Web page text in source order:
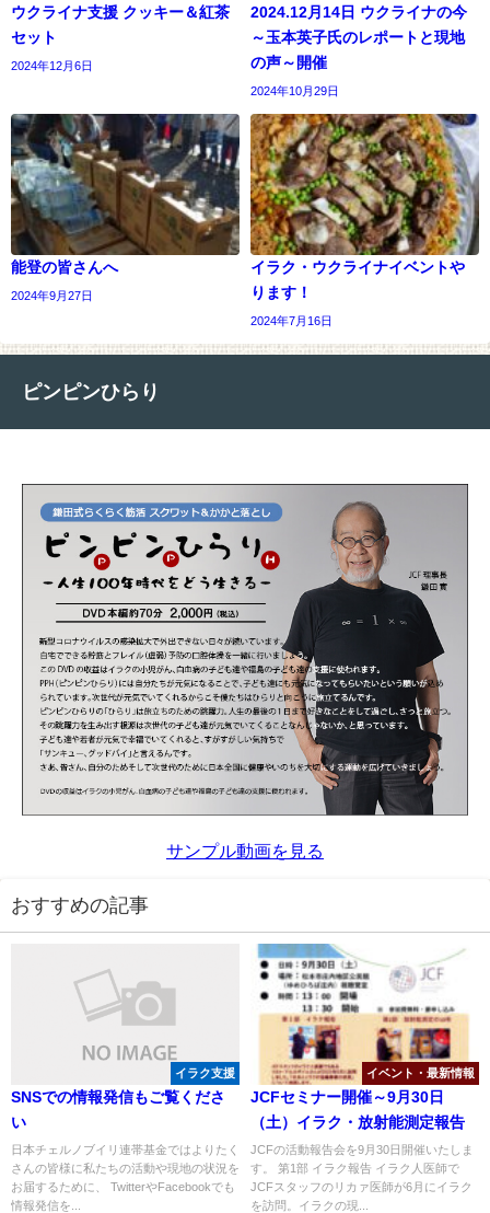
ウクライナ支援 クッキー＆紅茶
セット
2024年12月6日
2024.12月14日 ウクライナの今
～玉本英子氏のレポートと現地
の声～開催
2024年10月29日
能登の皆さんへ
2024年9月27日
イラク・ウクライナイベントや
ります！
2024年7月16日
ピンピンひらり
サンプル動画を見る
おすすめの記事
イラク支援
SNSでの情報発信もご覧くださ
い
日本チェルノブイリ連帯基金ではよりたく
さんの皆様に私たちの活動や現地の状況を
お届するために、 TwitterやFacebookでも
情報発信を...
イベント・最新情報
JCFセミナー開催～9月30日
（土）イラク・放射能測定報告
JCFの活動報告会を9月30日開催いたしま
す。 第1部 イラク報告 イラク人医師で
JCFスタッフのリカァ医師が6月にイラク
を訪問。イラクの現...